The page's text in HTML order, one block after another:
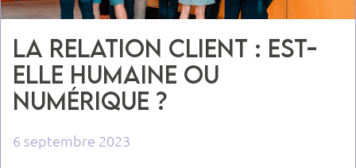
La relation client : est-
elle humaine ou
numérique ?
6 septembre 2023